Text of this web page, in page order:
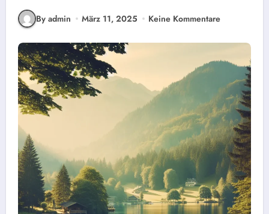
By admin März 11, 2025 Keine Kommentare